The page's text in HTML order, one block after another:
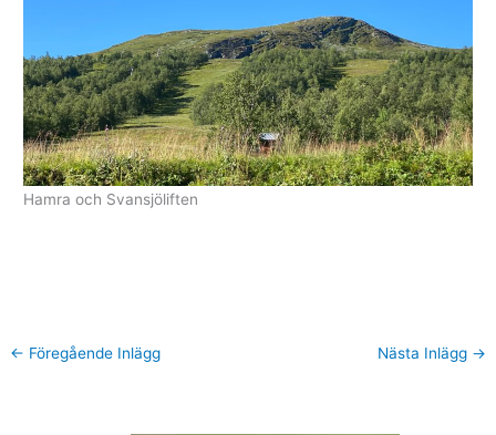
Hamra och Svansjöliften
← Föregående Inlägg Nästa Inlägg →